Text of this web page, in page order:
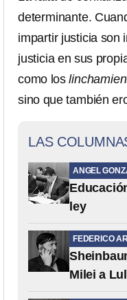
determinante.
impartir justicia son
justicia en sus
como los
sino que también
LAS
ANGEL
ley
FEDERICO
Milei a